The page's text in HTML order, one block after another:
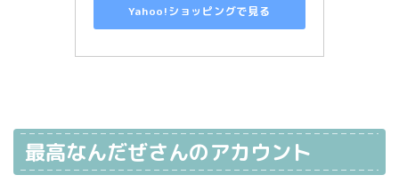
Yahoo!ショッピングで見る
最高なんだぜさんのアカウント